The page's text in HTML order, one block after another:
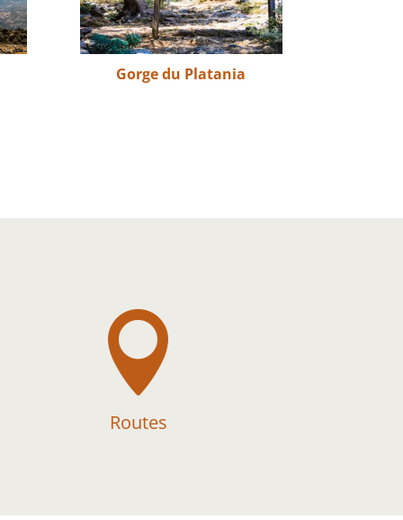
Gorge du Platania

Routes